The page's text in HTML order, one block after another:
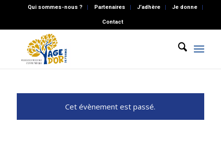
Qui sommes-nous ? Partenaires J’adhère Je donne
Contact
Cet évènement est passé.